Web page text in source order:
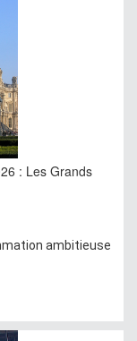
: Les Grands
ambitieuse